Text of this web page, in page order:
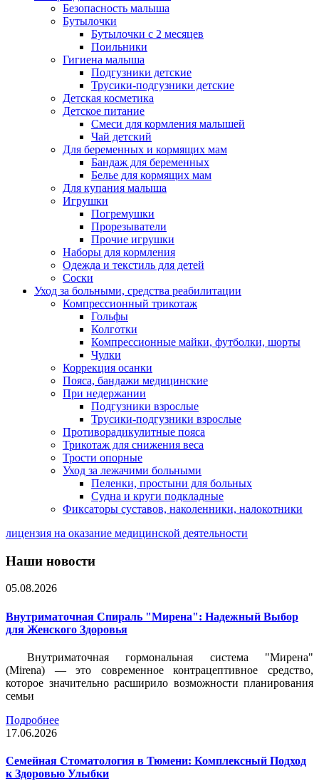
Безопасность малыша
Бутылочки
Бутылочки с 2 месяцев
Поильники
Гигиена малыша
Подгузники детские
Трусики-подгузники детские
Детская косметика
Детское питание
Смеси для кормления малышей
Чай детский
Для беременных и кормящих мам
Бандаж для беременных
Белье для кормящих мам
Для купания малыша
Игрушки
Погремушки
Прорезыватели
Прочие игрушки
Наборы для кормления
Одежда и текстиль для детей
Соски
Уход за больными, средства реабилитации
Компрессионный трикотаж
Гольфы
Колготки
Компрессионные майки, футболки, шорты
Чулки
Коррекция осанки
Пояса, бандажи медицинские
При недержании
Подгузники взрослые
Трусики-подгузники взрослые
Противорадикулитные пояса
Трикотаж для снижения веса
Трости опорные
Уход за лежачими больными
Пеленки, простыни для больных
Судна и круги подкладные
Фиксаторы суставов, наколенники, налокотники
лицензия на оказание медицинской деятельности
Наши новости
05.08.2026
Внутриматочная Спираль "Мирена": Надежный Выбор
для Женского Здоровья
Внутриматочная гормональная система "Мирена"
(Mirena) — это современное контрацептивное средство,
которое значительно расширило возможности планирования
семьи
Подробнее
17.06.2026
Семейная Стоматология в Тюмени: Комплексный Подход
к Здоровью Улыбки